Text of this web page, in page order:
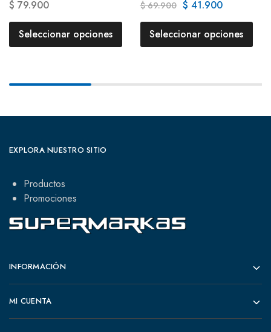
$ 79.900
Seleccionar opciones
$69.900 $ 41.900
Seleccionar opciones
EXPLORA NUESTRO SITIO
Productos
Promociones
INFORMACIÓN
MI CUENTA